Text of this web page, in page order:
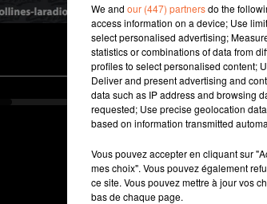
We and our (447) partnersdo the
access information on a device; Use
select personalised advertising;
statistics or combinations of data from
profiles to select personalised content;
Deliver and present advertising and
data such as IP address and browsing
requested; Use precise geolocation
based on information transmitted
Vous pouvez accepter en cliquant sur
mes choix". Vous pouvez également
ce site. Vous pouvez mettre à jour vos
bas de chaque page.